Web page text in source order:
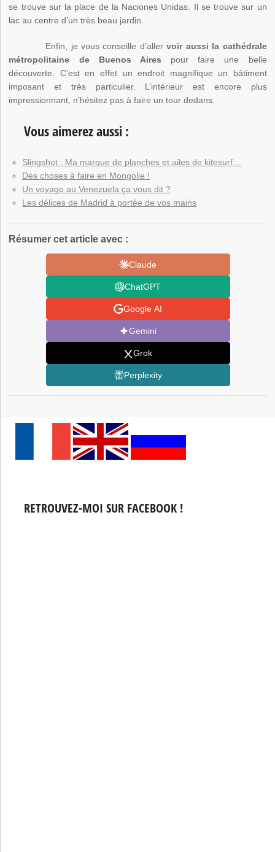
se trouve sur la place de la Naciones Unidas. Il se trouve sur un
lac au centre d’un très beau jardin.
Enfin, je vous conseille d’allervoir aussi la cathédrale
métropolitaine de Buenos Aires pour faire une belle
découverte. C’est en effet un endroit magnifique un bâtiment
imposant et très particulier. L’intérieur est encore plus
impressionnant, n’hésitez pas à faire un tour dedans.
Vous aimerez aussi :
Slingshot : Ma marque de planches et ailes de kitesurf…
Des choses à faire en Mongolie !
Un voyage au Venezuela ça vous dit ?
Les délices de Madrid à portée de vos mains
Résumer cet article avec :
Claude
ChatGPT
Google AI
Gemini
Grok
Perplexity
RETROUVEZ-MOI SUR FACEBOOK !